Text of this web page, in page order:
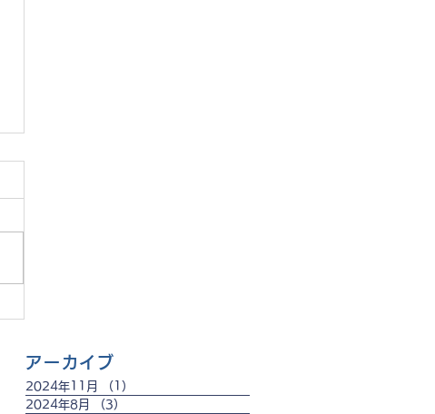
アーカイブ
2024年11月 （1）
2024年8月
（3）